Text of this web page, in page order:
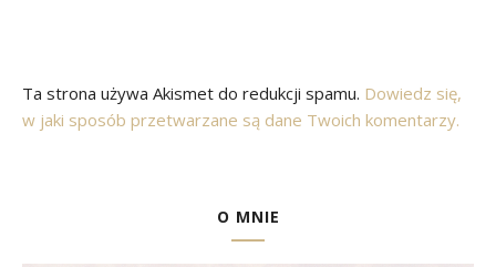
Ta strona używa Akismet do redukcji spamu. Dowiedz się,
w jaki sposób przetwarzane są dane Twoich komentarzy.
O MNIE